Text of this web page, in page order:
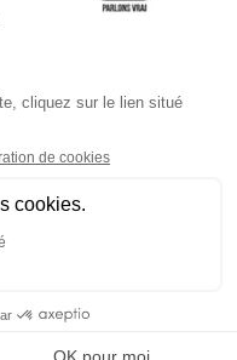
Pierre Olivier
Laurence Péraud